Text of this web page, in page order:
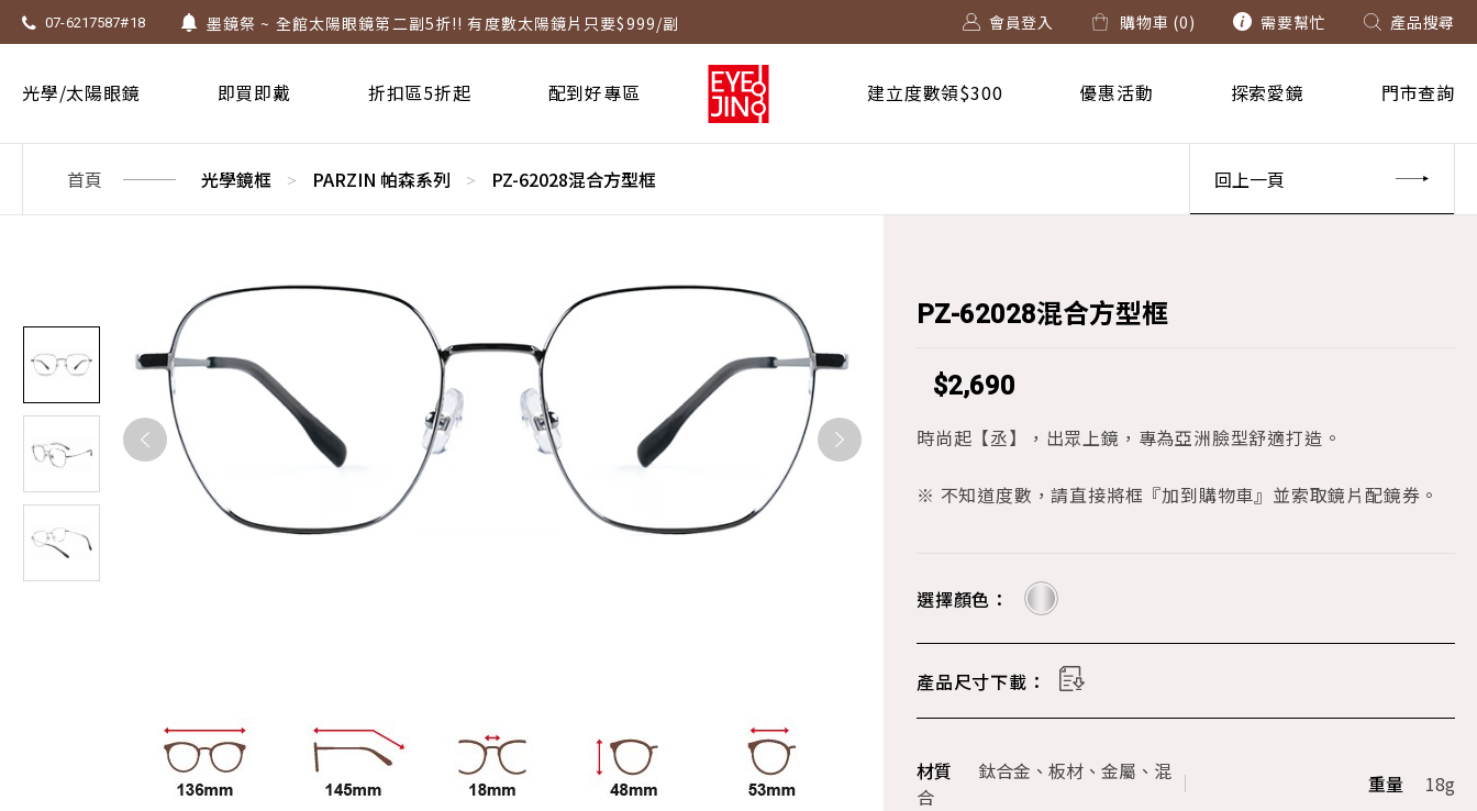
07-6217587#18
墨鏡祭 ~ 全館太陽眼鏡第二副5折!! 有度數太陽鏡片只要$999/副
Super Sale！精選鏡框 6 折起！
上傳處方，建立度數即贈 $300 優惠券！
會員登入 購物車 (0) 需要幫忙 產品搜尋
光學/太陽眼鏡 即買即戴 折扣區5折起 配到好專區 建立度數領$300 優惠活動 探索愛鏡 門市查詢
首頁 光學鏡框 > PARZIN 帕森系列 > PZ-62028混合方型框 回上一頁
PZ-62028混合方型框
$2,690
時尚起【丞】，出眾上鏡，專為亞洲臉型舒適打造。
※ 不知道度數，請直接將框『加到購物車』並索取鏡片配鏡券。
選擇顏色：
產品尺寸下載：
材質
鈦合金、板材、金屬、混
合
重量 18g